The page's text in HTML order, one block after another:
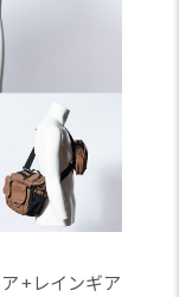
+レインギア